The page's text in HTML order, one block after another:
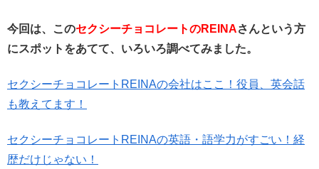
今回は、このセクシーチョコレートのREINAさんという方
にスポットをあてて、いろいろ調べてみました。
セクシーチョコレートREINAの会社はここ！役員、英会話
も教えてます！
セクシーチョコレートREINAの英語・語学力がすごい！経
歴だけじゃない！